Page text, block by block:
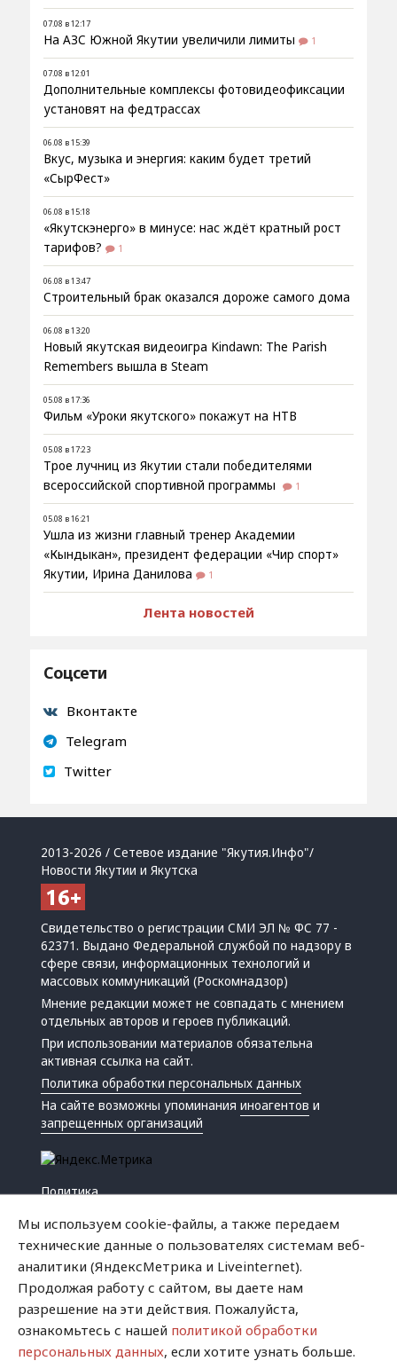
07.08 в 12:17
На АЗС Южной Якутии увеличили лимиты 1
07.08 в 12:01
Дополнительные комплексы фотовидеофиксации
установят на федтрассах
06.08 в 15:39
Вкус, музыка и энергия: каким будет третий
«СырФест»
06.08 в 15:18
«Якутскэнерго» в минусе: нас ждёт кратный рост
тарифов?
1
06.08 в 13:47
Строительный брак оказался дороже самого дома
06.08 в 13:20
Новый якутская видеоигра Kindawn: The Parish
Remembers вышла в Steam
05.08 в 17:36
Фильм «Уроки якутского» покажут на НТВ
05.08 в 17:23
Трое лучниц из Якутии стали победителями
всероссийской спортивной программы
1
05.08 в 16:21
Ушла из жизни главный тренер Академии
«Кындыкан», президент федерации «Чир спорт»
Якутии, Ирина Данилова
1
Лента новостей
Соцсети
Вконтакте
Telegram
Twitter
2013-2026 / Сетевое издание "Якутия.Инфо"/
Новости Якутии и Якутска
Свидетельство о регистрации СМИ ЭЛ № ФС 77 -
62371. Выдано Федеральной службой по надзору в
сфере связи, информационных технологий и
массовых коммуникаций (Роскомнадзор)
Мнение редакции может не совпадать с мнением
отдельных авторов и героев публикаций.
При использовании материалов обязательна
активная ссылка на сайт.
Политика обработки персональных данных
На сайте возможны упоминанияиноагентов и
запрещенных организаций
Политика
Криминал
Успех
Мы используем cookie-файлы, а также передаем
технические данные о пользователях системам веб-
аналитики (ЯндексМетрика и Liveinternet).
Продолжая работу с сайтом, вы даете нам
разрешение на эти действия. Пожалуйста,
ознакомьтесь с нашей политикой обработки
персональных данных, если хотите узнать больше.